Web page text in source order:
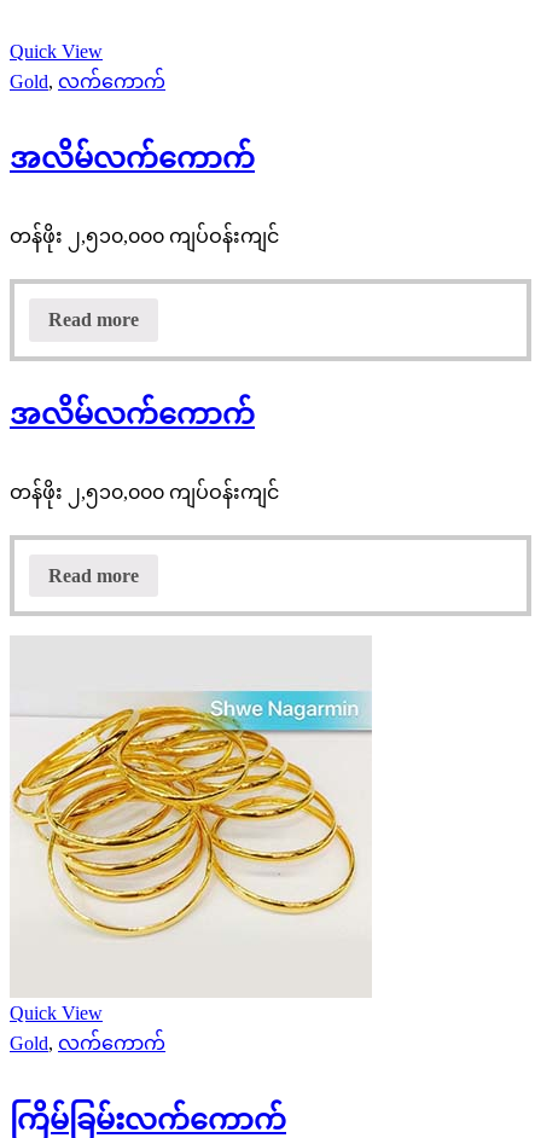
Quick View
Gold, လက်ကောက်
အလိမ်လက်ကောက်
တန်ဖိုး ၂,၅၁၀,၀၀၀ ကျပ်ဝန်းကျင်
Read more
အလိမ်လက်ကောက်
တန်ဖိုး ၂,၅၁၀,၀၀၀ ကျပ်ဝန်းကျင်
Read more
Quick View
Gold, လက်ကောက်
ကြိမ်ခြမ်းလက်ကောက်